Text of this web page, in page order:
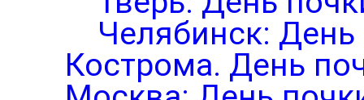
Челябинск:
Кострома. День